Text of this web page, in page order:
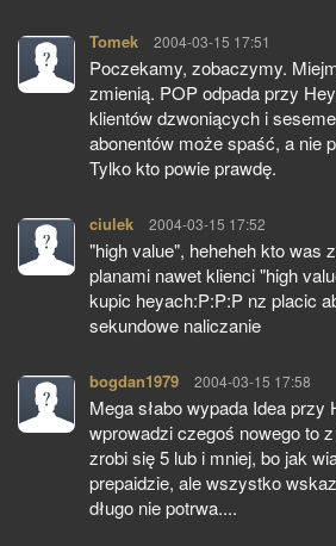
Tomek pisze:
2004-03-15 17:51
Poczekamy, zobaczymy.
zmienią. POP odpada przy
klientów dzwoniących i
abonentów może spaść, a nie
Tylko kto powie prawdę.
ciulek pisze:
2004-03-15 17:52
"high value", heheheh kto was
planami nawet klienci "high
kupic heyach:P:P:P nz placic
sekundowe naliczanie
bogdan1979 pisze:
2004-03-15 17:58
Mega słabo wypada Idea przy
wprowadzi czegoś nowego to
zrobi się 5 lub i mniej, bo jak
prepaidzie, ale wszystko
długo nie potrwa....